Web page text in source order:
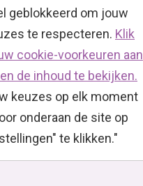
geblokkeerd om jouw
te respecteren. Klik
cookie-voorkeuren aan
de inhoud te bekijken.
keuzes op elk moment
onderaan de site op
te klikken."